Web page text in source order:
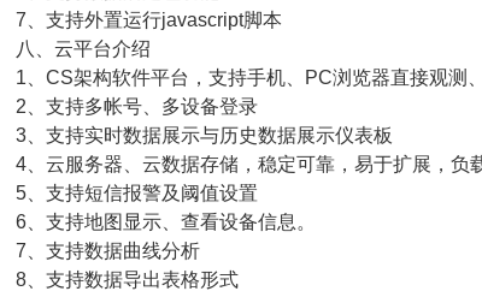
支持外置运行javascript脚本
云平台介绍
CS架构软件平台，支持手机、PC浏览器直接观测、
支持多帐号、多设备登录
支持实时数据展示与历史数据展示仪表板
云服务器、云数据存储，稳定可靠，易于扩展，负载
支持短信报警及阈值设置
支持地图显示、查看设备信息。
支持数据曲线分析
支持数据导出表格形式